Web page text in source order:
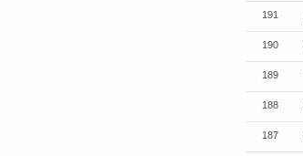
191
190
189
188
187